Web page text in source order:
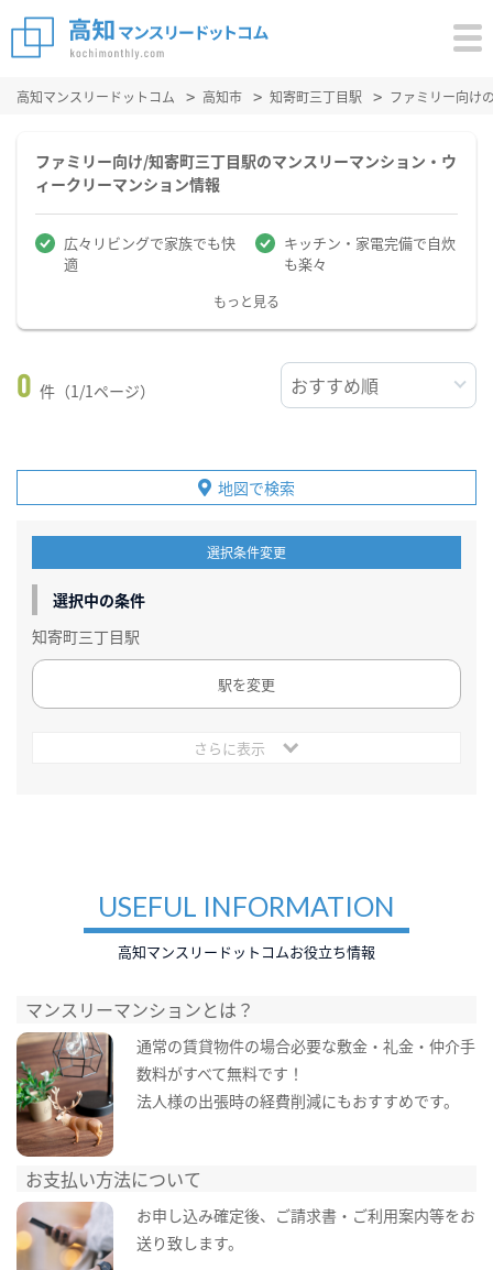
高知マンスリードットコム 高知市 知寄町三丁目駅 ファミリー向け
ファミリー向け/知寄町三丁目駅のマンスリーマンション・ウ
ィークリーマンション情報
広々リビングで家族でも快
適
キッチン・家電完備で自炊
も楽々
もっと見る
0 件（1/1ページ）
地図で検索
選択条件変更
選択中の条件
知寄町三丁目駅
駅を変更
さらに表示
USEFUL INFORMATION
高知マンスリードットコムお役立ち情報
マンスリーマンションとは？
通常の賃貸物件の場合必要な敷金・礼金・仲介手
数料がすべて無料です！
法人様の出張時の経費削減にもおすすめです。
お支払い方法について
お申し込み確定後、ご請求書・ご利用案内等をお
送り致します。